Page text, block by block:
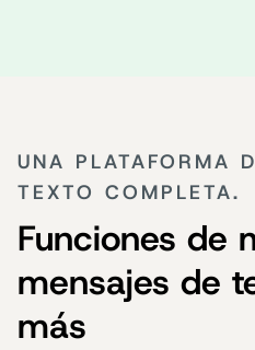
UNA PLATAFORMA
TEXTO COMPLETA.
Funciones de
mensajes de
más